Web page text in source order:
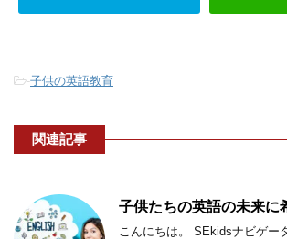
-子供の英語教育
関連記事
子供たちの英語の未来に
こんにちは。 SEkidsナビゲー